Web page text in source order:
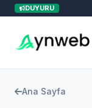
DUYURU
Ana Sayfa